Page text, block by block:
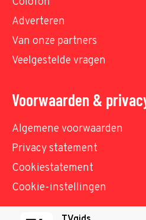
Adverteren
Van onze partners
Veelgestelde vragen
Voorwaarden &
Algemene voorwaarden
Privacy statement
Cookiestatement
Cookie-instellingen